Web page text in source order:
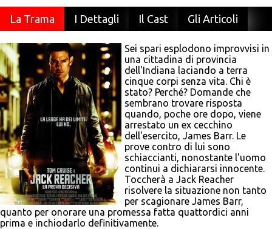
La Trama I Dettagli Il Cast Gli Articoli
Sei spari esplodono improvvisi in
una cittadina di provincia
dell'Indiana laciando a terra
cinque corpi senza vita. Chi è
stato? Perché? Domande che
sembrano trovare risposta
quando, poche ore dopo, viene
arrestato un ex cecchino
dell'esercito, James Barr. Le
prove contro di lui sono
schiaccianti, nonostante l'uomo
continui a dichiararsi innocente.
Toccherà a Jack Reacher
risolvere la situazione non tanto
per scagionare James Barr,
quanto per onorare una promessa fatta quattordici anni
prima e inchiodarlo definitivamente.